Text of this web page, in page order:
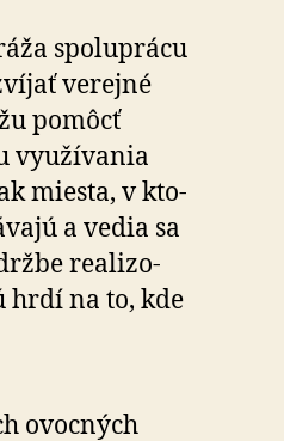
spolu­prácu
verejné
pomôcť
vyu­ží­vania
miesta, v kto­
a vedia sa
rea­li­zo­
hrdí na to, kde
ovocných